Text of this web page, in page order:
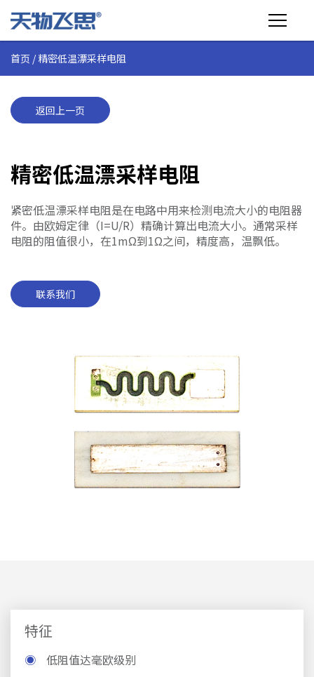
产品介绍
行业应用
关于飞思
商城
首页 / 精密低温漂采样电阻
返回上一页
精密低温漂采样电阻
紧密低温漂采样电阻是在电路中用来检测电流大小的电阻器
件。由欧姆定律（I=U/R）精确计算出电流大小。通常采样
电阻的阻值很小，在1mΩ到1Ω之间，精度高，温飘低。
联系我们
特征
◉
低阻值达毫欧级别